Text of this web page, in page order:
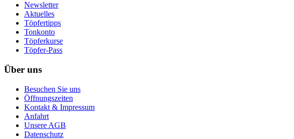
Newsletter
Aktuelles
Töpfertipps
Tonkonto
Töpferkurse
Töpfer-Pass
Über uns
Besuchen Sie uns
Öffnungszeiten
Kontakt & Impressum
Anfahrt
Unsere AGB
Datenschutz